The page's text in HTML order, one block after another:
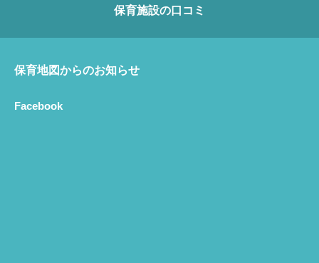
保育施設の口コミ
保育地図からのお知らせ
Facebook